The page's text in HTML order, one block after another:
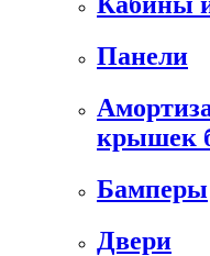
Панели
крышек
Бамперы
Двери